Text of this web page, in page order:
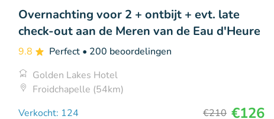
Overnachting voor 2 + ontbijt + evt. late
check-out aan de Meren van de Eau d'Heure
9.8 Perfect • 200 beoordelingen
Golden Lakes Hotel
Froidchapelle (54km)
Verkocht: 124
€210 €126